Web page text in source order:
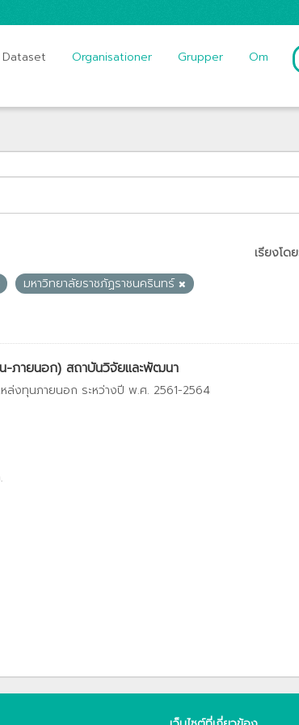
Dataset Organisationer Grupper Om
เรียงโดย
มหาวิทยาลัยราชภัฏราชนครินทร์
-ภายนอก) สถาบันวิจัยและพัฒนา
ล่งทุนภายนอก ระหว่างปี พ.ศ. 2561-2564